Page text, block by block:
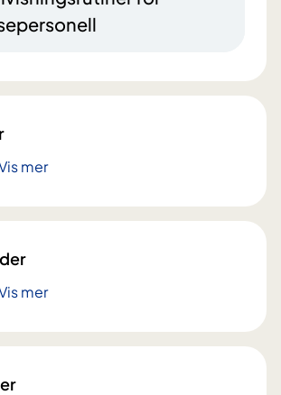
mer
mer